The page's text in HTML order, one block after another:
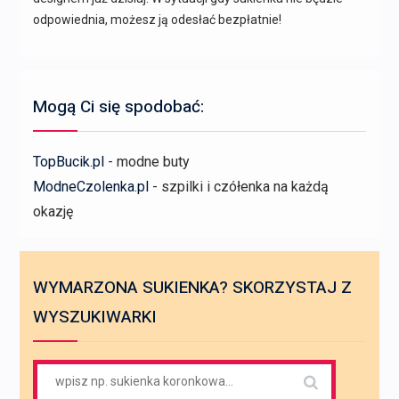
odpowiednia, możesz ją odesłać bezpłatnie!
Mogą Ci się spodobać:
TopBucik.pl- modne buty
ModneCzolenka.pl- szpilki i czółenka na każdą
okazję
WYMARZONA SUKIENKA? SKORZYSTAJ Z
WYSZUKIWARKI